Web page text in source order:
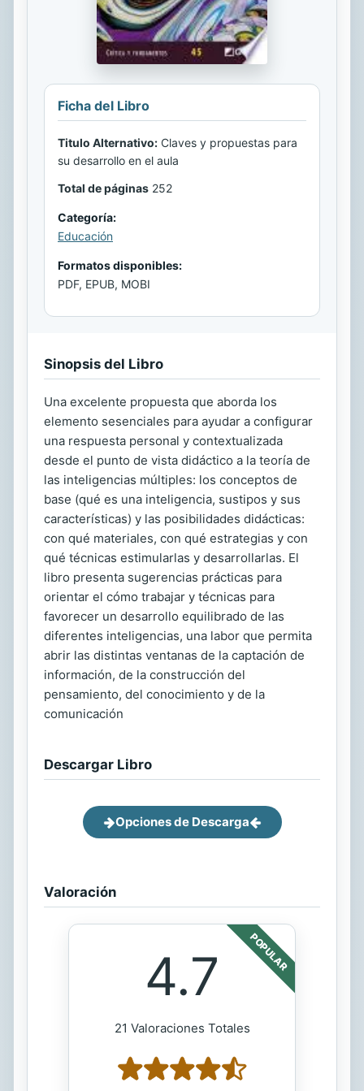
Ficha del Libro
Titulo Alternativo: Claves y propuestas para
su desarrollo en el aula
Total de páginas 252
Categoría:
Educación
Formatos disponibles:
PDF, EPUB, MOBI
Sinopsis del Libro
Una excelente propuesta que aborda los
elemento sesenciales para ayudar a configurar
una respuesta personal y contextualizada
desde el punto de vista didáctico a la teoría de
las inteligencias múltiples: los conceptos de
base (qué es una inteligencia, sustipos y sus
características) y las posibilidades didácticas:
con qué materiales, con qué estrategias y con
qué técnicas estimularlas y desarrollarlas. El
libro presenta sugerencias prácticas para
orientar el cómo trabajar y técnicas para
favorecer un desarrollo equilibrado de las
diferentes inteligencias, una labor que permita
abrir las distintas ventanas de la captación de
información, de la construcción del
pensamiento, del conocimiento y de la
comunicación
Descargar Libro
Opciones de Descarga
Valoración
POPULAR
4.7
21 Valoraciones Totales